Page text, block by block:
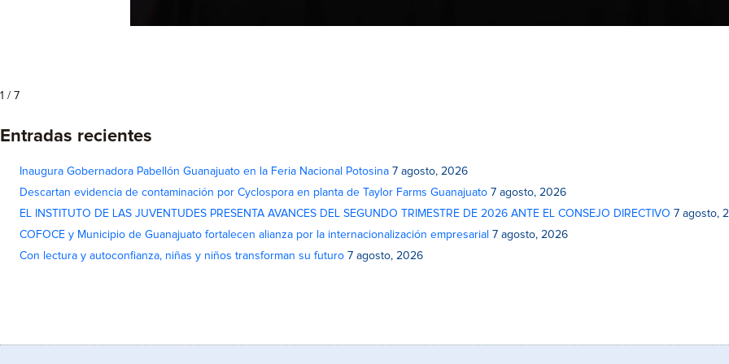
1 / 7
Entradas recientes
Inaugura Gobernadora Pabellón Guanajuato en la Feria Nacional Potosina 7 agosto, 2026
Descartan evidencia de contaminación por Cyclospora en planta de Taylor Farms Guanajuato 7 agosto, 2026
EL INSTITUTO DE LAS JUVENTUDES PRESENTA AVANCES DEL SEGUNDO TRIMESTRE DE 2026 ANTE EL CONSEJO DIRECTIVO 7 agosto,
COFOCE y Municipio de Guanajuato fortalecen alianza por la internacionalización empresarial 7 agosto, 2026
Con lectura y autoconfianza, niñas y niños transforman su futuro 7 agosto, 2026